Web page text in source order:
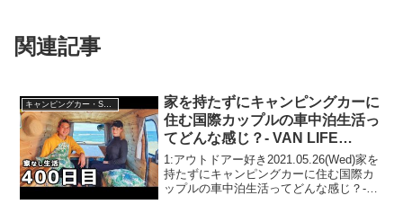
関連記事
家を持たずにキャンピングカーに
住む国際カップルの車中泊生活っ
てどんな感じ？- VAN LIFE
JAPAN 127
1:アウトドアー好き2021.05.26(Wed)家を
持たずにキャンピングカーに住む国際カ
ップルの車中泊生活ってどんな感じ？-